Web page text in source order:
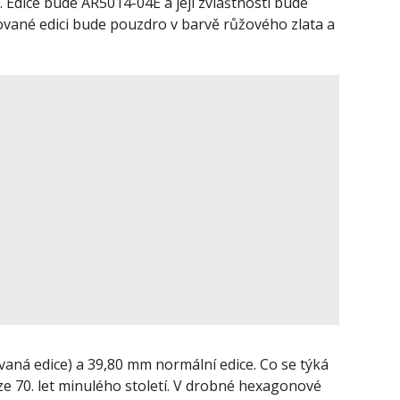
edici bude pouzdro v barvě růžového zlata a
edice) a 39,80 mm normální edice. Co se týká
70. let minulého století. V drobné hexagonové